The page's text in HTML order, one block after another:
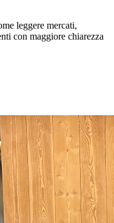
leggere mercati,
con maggiore chiarezza